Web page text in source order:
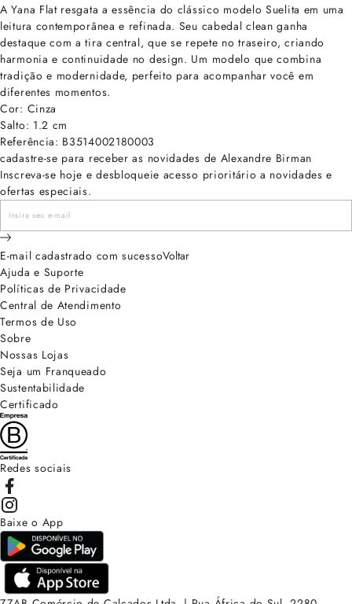
A Yana Flat resgata a essência do clássico modelo Suelita em uma
leitura contemporânea e refinada. Seu cabedal clean ganha
destaque com a tira central, que se repete no traseiro, criando
harmonia e continuidade no design. Um modelo que combina
tradição e modernidade, perfeito para acompanhar você em
diferentes momentos.
Cor: Cinza
Salto: 1.2 cm
Referência: B3514002180003
cadastre-se para receber as novidades de Alexandre Birman
Inscreva-se hoje e desbloqueie acesso prioritário a novidades e
ofertas especiais.
E-mail cadastrado com sucessoVoltar
Ajuda e Suporte
Políticas de Privacidade
Central de Atendimento
Termos de Uso
Sobre
Nossas Lojas
Seja um Franqueado
Sustentabilidade
Certificado
Redes sociais
Baixe o App